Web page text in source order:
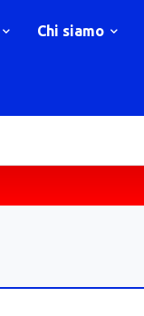
Chi siamo